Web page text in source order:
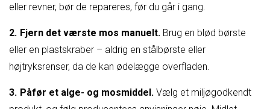
eller revner, bør de repareres, før du går i gang.
Fjern det værste mos manuelt. Brug en blød børste
eller en plastskraber – aldrig en stålbørste eller
højtryksrenser, da de kan ødelægge overfladen.
Påfør et alge- og mosmiddel. Vælg et miljøgodkendt